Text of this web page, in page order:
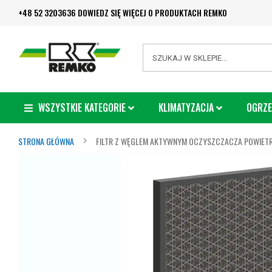
Przejdź
treści
+48 52 3203636 DOWIEDZ SIĘ WIĘCEJ O PRODUKTACH REMKO
WSZYSTKIE KATEGORIE KLIMATYZACJA
STRONA GŁÓWNA FILTR Z WĘGLEM AKTYWNYM OCZYSZCZACZA